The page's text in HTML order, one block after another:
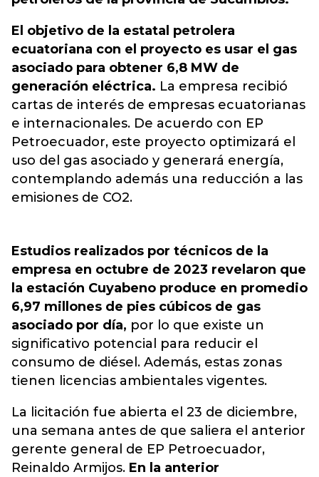
El objetivo de la estatal petrolera
ecuatoriana con el proyecto es usar el gas
asociado para obtener 6,8 MW de
generación eléctrica. La empresa recibió
cartas de interés de empresas ecuatorianas
e internacionales. De acuerdo con EP
Petroecuador, este proyecto optimizará el
uso del gas asociado y generará energía,
contemplando además una reducción a las
emisiones de CO2.
Estudios realizados por técnicos de la
empresa en octubre de 2023 revelaron que
la estación Cuyabeno produce en promedio
6,97 millones de pies cúbicos de gas
asociado por día, por lo que existe un
significativo potencial para reducir el
consumo de diésel. Además, estas zonas
tienen licencias ambientales vigentes.
La licitación fue abierta el 23 de diciembre,
una semana antes de que saliera el anterior
gerente general de EP Petroecuador,
Reinaldo Armijos. En la anterior